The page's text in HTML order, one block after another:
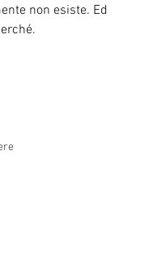
non esiste. Ed